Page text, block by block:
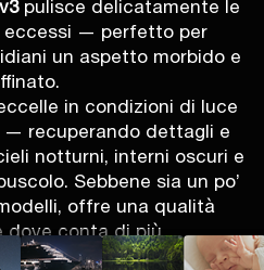
pulisce delicatamente le
eccessi — perfetto per
un aspetto morbido e
in condizioni di luce
— recuperando dettagli e
notturni, interni oscuri e
Sebbene sia un po’
offre una qualità
dove conta di più.